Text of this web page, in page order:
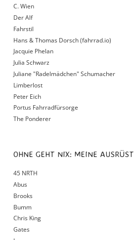
C. Wien
Der Alf
Fahrstil
Hans & Thomas Dorsch (fahrrad.io)
Jacquie Phelan
Julia Schwarz
Juliane "Radelmädchen" Schumacher
Limberlost
Peter Eich
Portus Fahrradfürsorge
The Ponderer
OHNE GEHT NIX: MEINE
45 NRTH
Abus
Brooks
Bumm
Chris King
Gates